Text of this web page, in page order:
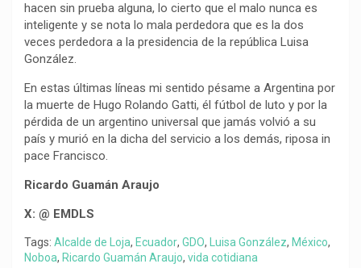
hacen sin prueba alguna, lo cierto que el malo nunca es
inteligente y se nota lo mala perdedora que es la dos
veces perdedora a la presidencia de la república Luisa
González.
En estas últimas líneas mi sentido pésame a Argentina por
la muerte de Hugo Rolando Gatti, él fútbol de luto y por la
pérdida de un argentino universal que jamás volvió a su
país y murió en la dicha del servicio a los demás, riposa in
pace Francisco.
Ricardo Guamán Araujo
X: @ EMDLS
Tags: Alcalde de Loja, Ecuador, GDO, Luisa González, México,
Noboa, Ricardo Guamán Araujo, vida cotidiana